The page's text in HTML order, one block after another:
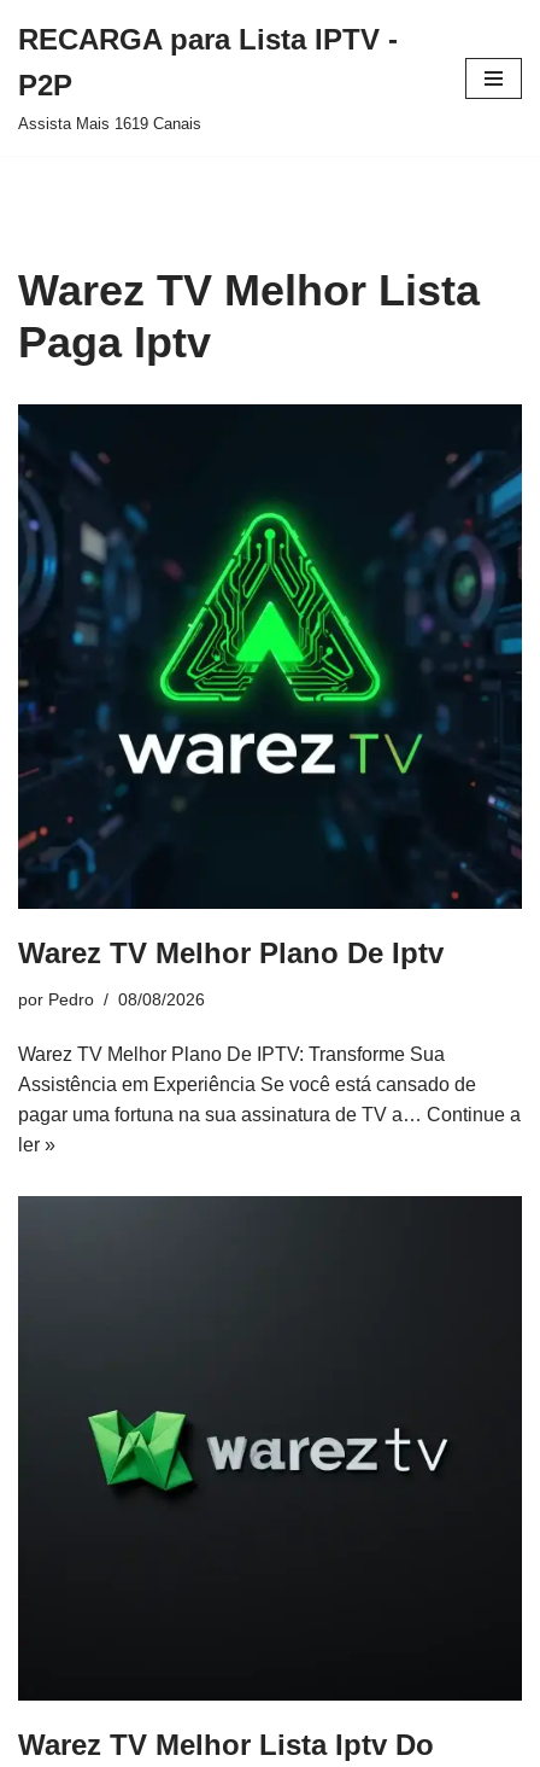
para
o
RECARGA para Lista IPTV -
P2P
Assista Mais 1619 Canais
Warez TV Melhor Lista
Paga Iptv
Warez TV Melhor Plano De Iptv
por Pedro 08/08/2026
Warez TV Melhor Plano De IPTV: Transforme Sua
Assistência em Experiência Se você está cansado de
pagar uma fortuna na sua assinatura de TV a… Continue a
ler »
Warez TV Melhor Lista Iptv Do